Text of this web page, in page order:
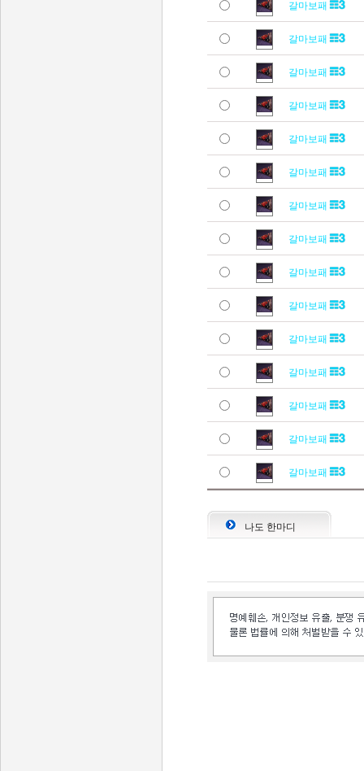
갈마보패
갈마보패
갈마보패
갈마보패
갈마보패
갈마보패
갈마보패
갈마보패
갈마보패
갈마보패
갈마보패
갈마보패
갈마보패
갈마보패
갈마보패
나도 한마디